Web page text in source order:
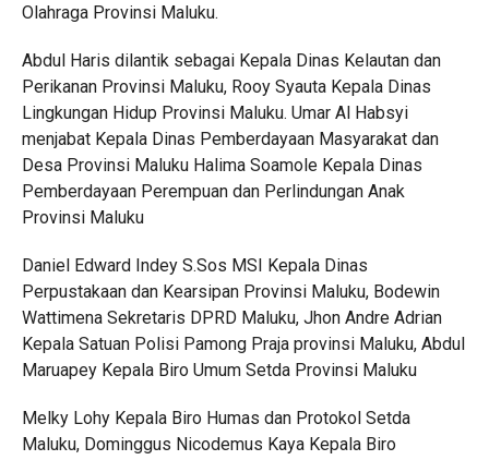
Olahraga Provinsi Maluku.
Abdul Haris dilantik sebagai Kepala Dinas Kelautan dan
Perikanan Provinsi Maluku, Rooy Syauta Kepala Dinas
Lingkungan Hidup Provinsi Maluku. Umar Al Habsyi
menjabat Kepala Dinas Pemberdayaan Masyarakat dan
Desa Provinsi Maluku Halima Soamole Kepala Dinas
Pemberdayaan Perempuan dan Perlindungan Anak
Provinsi Maluku
Daniel Edward Indey S.Sos MSI Kepala Dinas
Perpustakaan dan Kearsipan Provinsi Maluku, Bodewin
Wattimena Sekretaris DPRD Maluku, Jhon Andre Adrian
Kepala Satuan Polisi Pamong Praja provinsi Maluku, Abdul
Maruapey Kepala Biro Umum Setda Provinsi Maluku
Melky Lohy Kepala Biro Humas dan Protokol Setda
Maluku, Dominggus Nicodemus Kaya Kepala Biro